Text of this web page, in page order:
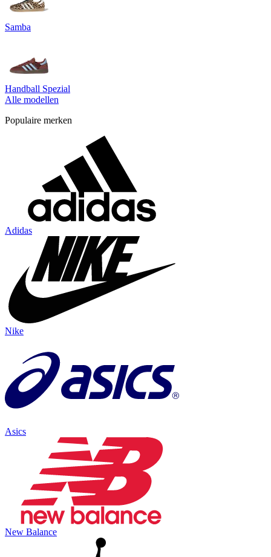
Samba
Handball Spezial
Alle modellen
Populaire merken
Adidas
Nike
Asics
New Balance